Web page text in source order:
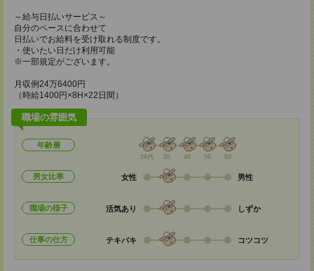
～給与日払いサービス～
自分のペースに合わせて
日払いでお給料を受け取れる制度です。
・使いたい日だけ利用可能
※一部規定がございます。
月収例24万6400円
（時給1400円×8H×22日間）
職場の雰囲気
年齢層
20代 30 40 50 60
男女比率 女性 男性
職場の様子 活気あり しずか
仕事の仕方 テキパキ コツコツ